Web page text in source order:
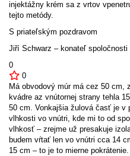
injektážny krém sa z vrtov
tejto metódy.
S priateľským pozdravom
Jiří Schwarz – konateľ spoločnosti
0
0
Má obvodový múr má cez 50 cm,
kvádre az vnútornej strany tehla
50 cm. Vonkajšia žulová časť je v
vlhkosti vo vnútri, kde mi to od
vlhkosť – zrejme už presakuje
budem vŕtať len vo vnútri cca 14
15 cm – to je to mierne